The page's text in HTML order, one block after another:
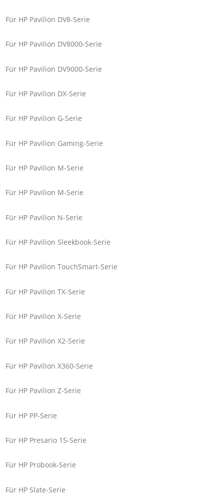
Für HP Pavilion DV8-Serie
Für HP Pavilion DV8000-Serie
Für HP Pavilion DV9000-Serie
Für HP Pavilion DX-Serie
Für HP Pavilion G-Serie
Für HP Pavilion Gaming-Serie
Für HP Pavilion M-Serie
Für HP Pavilion M-Serie
Für HP Pavilion N-Serie
Für HP Pavilion Sleekbook-Serie
Für HP Pavilion TouchSmart-Serie
Für HP Pavilion TX-Serie
Für HP Pavilion X-Serie
Für HP Pavilion X2-Serie
Für HP Pavilion X360-Serie
Für HP Pavilion Z-Serie
Für HP PP-Serie
Für HP Presario 15-Serie
Für HP Probook-Serie
Für HP Slate-Serie